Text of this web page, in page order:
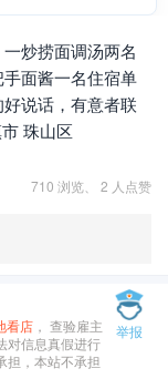
炒捞面调汤两名
面酱一名住宿单
说话，有意者联
珠山区
710 浏览、 2 人点赞
看店 ， 查验雇主
对信息真假进行
担，本站不承担
举报